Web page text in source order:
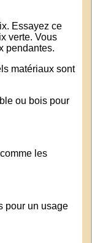
. Essayez ce
verte. Vous
pendantes.
matériaux sont
ou bois pour
les
pour un usage